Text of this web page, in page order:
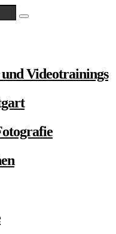
Videotrainings